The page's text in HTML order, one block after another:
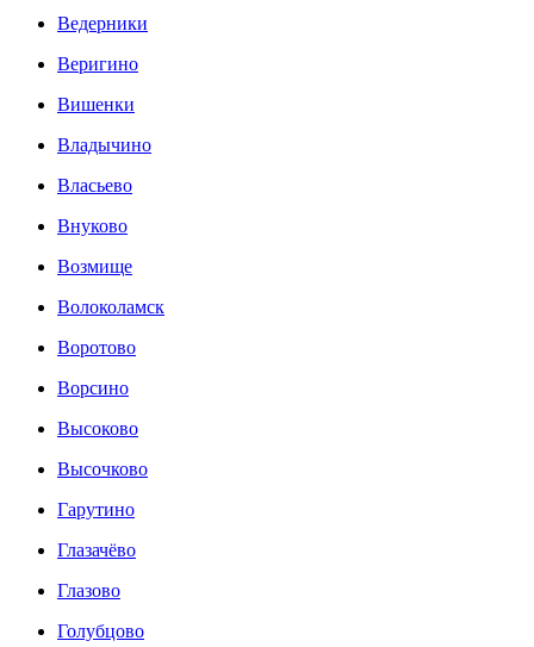
Ведерники
Веригино
Вишенки
Владычино
Власьево
Внуково
Возмище
Волоколамск
Воротово
Ворсино
Высоково
Высочково
Гарутино
Глазачёво
Глазово
Голубцово